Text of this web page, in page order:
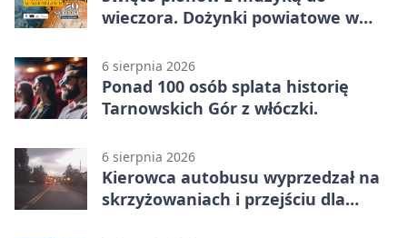
wieczora. Dożynki powiatowe w
6 sierpnia 2026
Ponad 100 osób splata historię
Tarnowskich Gór z włóczki.
6 sierpnia 2026
Kierowca autobusu wyprzedzał na
skrzyżowaniach i przejściu dla